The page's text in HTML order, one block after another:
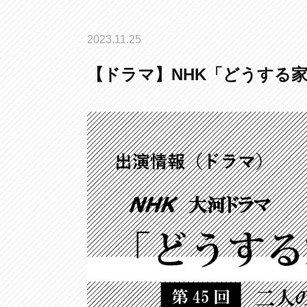
2023.11.25
【ドラマ】NHK「どうする